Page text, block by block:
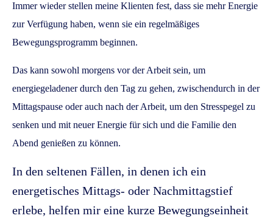
Immer wieder stellen meine Klienten fest, dass sie mehr Energie
zur Verfügung haben, wenn sie ein regelmäßiges
Bewegungsprogramm beginnen.
Das kann sowohl morgens vor der Arbeit sein, um
energiegeladener durch den Tag zu gehen, zwischendurch in der
Mittagspause oder auch nach der Arbeit, um den Stresspegel zu
senken und mit neuer Energie für sich und die Familie den
Abend genießen zu können.
In den seltenen Fällen, in denen ich ein
energetisches Mittags- oder Nachmittagstief
erlebe, helfen mir eine kurze Bewegungseinheit